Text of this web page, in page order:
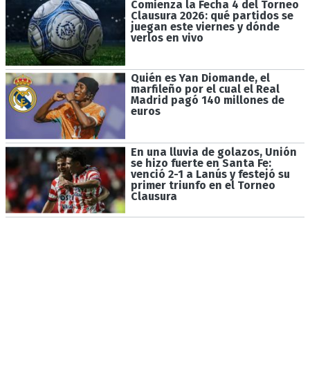
Comienza la Fecha 4 del Torneo
Clausura 2026: qué partidos se
juegan este viernes y dónde
verlos en vivo
Quién es Yan Diomande, el
marfileño por el cual el Real
Madrid pagó 140 millones de
euros
En una lluvia de golazos, Unión
se hizo fuerte en Santa Fe:
venció 2-1 a Lanús y festejó su
primer triunfo en el Torneo
Clausura